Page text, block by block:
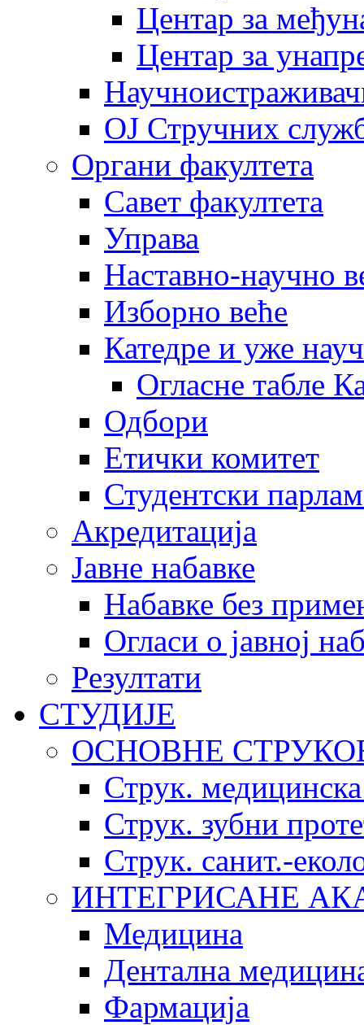
Центар за
Центар за
OJ Стручних
Органи факултета
Савет факултета
Управа
Наставно-научно
Изборно веће
Катедре и уже
Огласне табле
Одбори
Етички комитет
Студентски
Акредитација
Јавне набавке
Набавке без
Огласи о јавној
Резултати
СТУДИЈЕ
ОСНОВНЕ
Струк. медицинска
Струк. зубни
Струк. санит.-
ИНТЕГРИСАНЕ
Медицина
Дентална
Фармација